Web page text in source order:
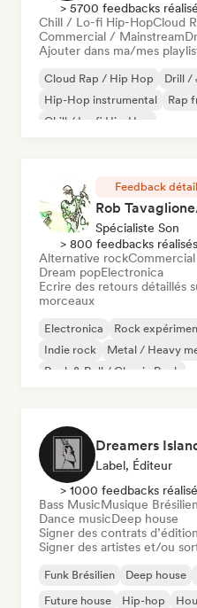
> 5700 feedbacks
Chill / Lo-fi Hip-HopCloud
Commercial / Mainstream
Ajouter dans ma/mes
Cloud Rap / Hip Hop Drill /
Hip-Hop instrumental
Rap
Chill / Lo-fi Hip-Hop
Feedback
Rob
Spécialiste Son
> 800 feedbacks réalisés
Alternative rock
Dream popElectronica
Ecrire des retours détaillés
morceaux
Electronica Rock
Indie rock
Metal / Heavy
Rock & Roll / Classic Rock
Dreamers
Label, Éditeur
> 1000 feedbacks
Bass MusicMusique
Dance musicDeep house
Signer des contrats
Signer des artistes et/ou
Funk Brésilien Deep house
Future house
Hip-hop